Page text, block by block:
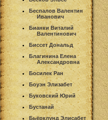
Беспалов Валентин
Иванович
Бианки Виталий
Валентинович
Биссет Дональд
Благинина Елена
Александровна
Босилек Ран
Боуэн Элизабет
Буковский Юрий
Бустанай
Бьёрклунд Элисабет